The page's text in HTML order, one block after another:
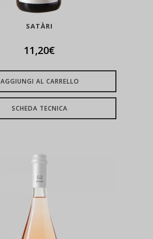
SATÀRI
11,20€
AGGIUNGI AL CARRELLO
SCHEDA TECNICA